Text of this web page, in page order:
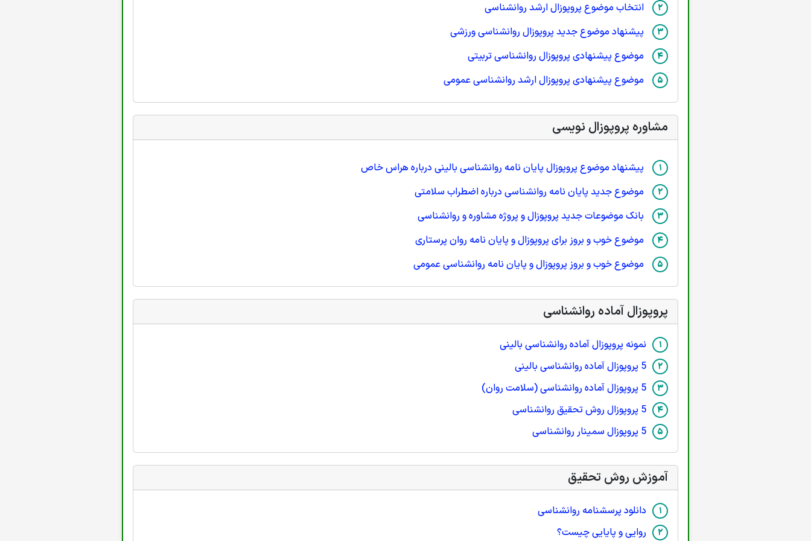
انتخاب موضوع پروپوزال ارشد روانشناسی
پیشنهاد موضوع جدید پروپوزال روانشناسی ورزشی
موضوع پیشنهادی پروپوزال روانشناسی تربیتی
موضوع پیشنهادی پروپوزال ارشد روانشناسی عمومی
مشاوره پروپوزال نویسی
پیشنهاد موضوع پروپوزال پایان نامه روانشناسی بالینی درباره هراس خاص
موضوع جدید پایان نامه روانشناسی درباره اضطراب سلامتی
بانک موضوعات جدید پروپوزال و پروژه مشاوره و روانشناسی
موضوع خوب و بروز برای پروپوزال و پایان نامه روان پرستاری
موضوع خوب و بروز پروپوزال و پایان نامه روانشناسی عمومی
پروپوزال آماده روانشناسی
نمونه پروپوزال آماده روانشناسی بالینی
5 پروپوزال آماده روانشناسی بالینی
5 پروپوزال آماده روانشناسی (سلامت روان)
5 پروپوزال روش تحقیق روانشناسی
5 پروپوزال سمینار روانشناسی
آموزش روش تحقیق
دانلود پرسشنامه روانشناسی
روایی و پایایی چیست؟